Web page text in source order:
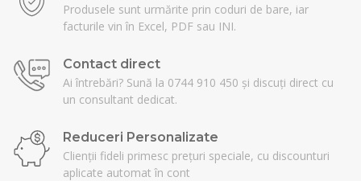
Produsele sunt urmărite prin coduri de bare, iar
facturile vin în Excel, PDF sau INI.
Contact direct
Ai întrebări? Sună la 0744 910 450 și discuți direct cu
un consultant dedicat.
Reduceri Personalizate
Clienții fideli primesc prețuri speciale, cu discounturi
aplicate automat în cont